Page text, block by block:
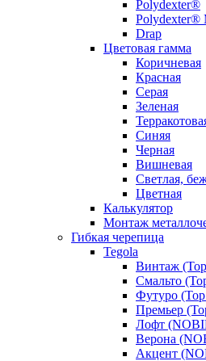
Polydexter®
Polydexter®
Drap
Цветовая гамма
Коричневая
Красная
Серая
Зеленая
Синяя
Черная
Вишневая
Светлая,
Цветная
Калькулятор
Монтаж
Гибкая черепица
Tegola
Винтаж
Смальто
Футуро
Премьер
Лофт
Верона
Акцент